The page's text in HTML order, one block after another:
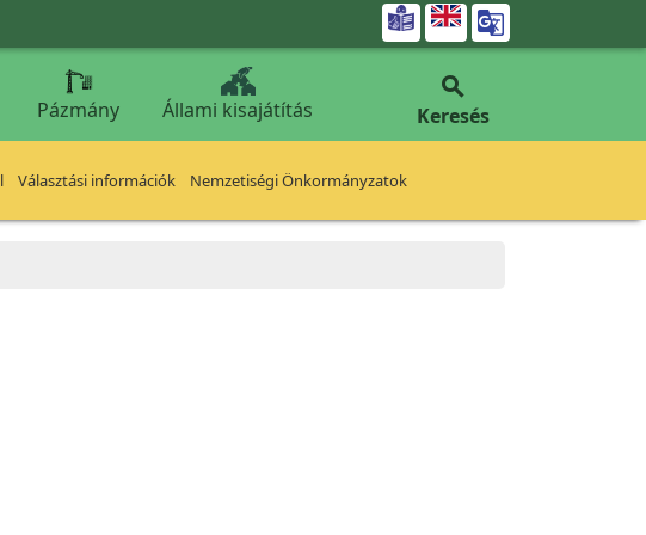

Pázmány Állami kisajátítás

Keresés
Választási információk Nemzetiségi Önkormányzatok